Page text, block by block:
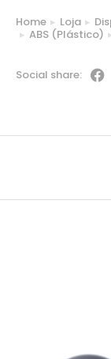
You are here:
Home Loja
ABS (Plástico)
Social share: